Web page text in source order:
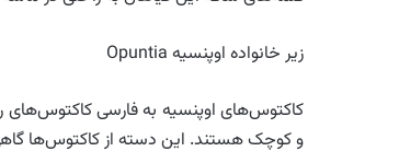
زیر خانواده اوپنسیه Opuntia
کاکتوس‌های اوپنسیه به فارسی کاکتوس‌های
و کوچک هستند. این دسته از کاکتوس‌ها